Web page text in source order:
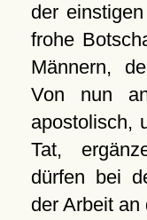
der
frohe
Männern,
Von nun
apostolisch,
Tat,
dürfen bei
der Arbeit